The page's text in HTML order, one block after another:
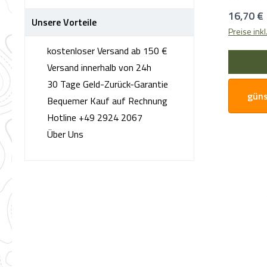
Unsere Vorteile
kostenloser Versand ab 150 €
Versand innerhalb von 24h
30 Tage Geld-Zurück-Garantie
Bequemer Kauf auf Rechnung
Hotline +49 2924 2067
Über Uns
Trotz
die Hülle
überstehen. Praktisches
ihrem
für den
und
16,70 €
Preise